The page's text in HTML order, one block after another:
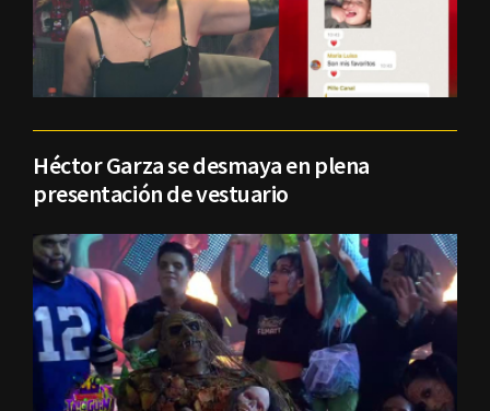
Héctor Garza se desmaya en plena
presentación de vestuario